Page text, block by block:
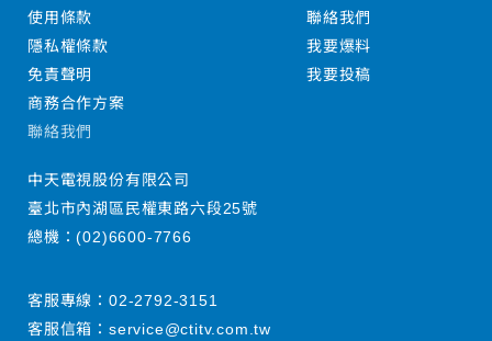
使用條款
隱私權條款
免責聲明
商務合作方案
聯絡我們
我要爆料
我要投稿
聯絡我們
中天電視股份有限公司
臺北市內湖區民權東路六段25號
總機：(02)6600-7766
客服專線： 02-2792-3151
客服信箱： service@ctitv.com.tw